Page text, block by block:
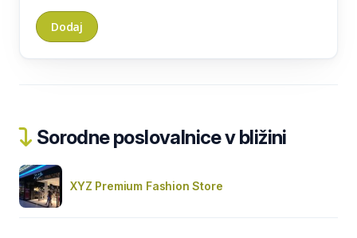
Sorodne poslovalnice v bližini
XYZ Premium Fashion Store